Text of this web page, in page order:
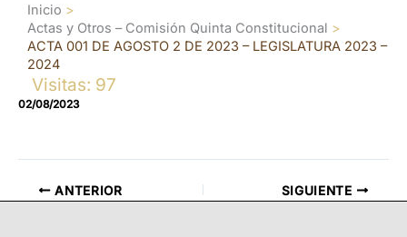
Inicio
Actas y Otros – Comisión Quinta Constitucional
ACTA 001 DE AGOSTO 2 DE 2023 – LEGISLATURA 2023 –
2024
Visitas: 97
02/08/2023
ANTERIOR SIGUIENTE